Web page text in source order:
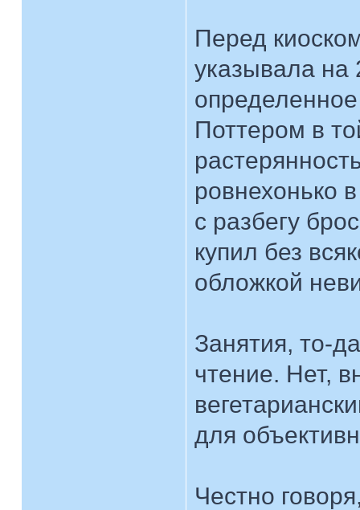
Перед
указывала на
Поттером в
ровнехонько
с разбегу
купил без
обложкой
Занятия, то-
чтение. Нет,
для
Честно